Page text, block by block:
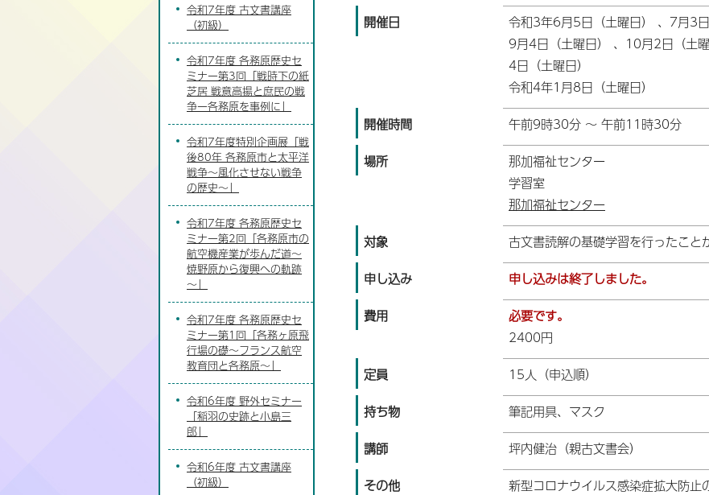
開催日
令和3年6月5日（土曜日） 、7月3
9月4日（土曜日） 、10月2日（土
4日（土曜日）
令和4年1月8日（土曜日）
開催時間
午前9時30分 ～ 午前11時30分
場所
那加福祉センター
学習室
那加福祉センター
対象
古文書読解の基礎学習を行ったこと
申し込み
申し込みは終了しました。
費用
必要です。
2400円
定員
15人（申込順）
持ち物
筆記用具、マスク
講師
坪内健治（親古文書会）
その他
新型コロナウイルス感染症拡大防止
令和7年度 古文書講座
（初級）
令和7年度 各務原歴史セ
ミナー第3回「戦時下の紙
芝居 戦意高揚と庶民の戦
争ー各務原を事例に」
令和7年度特別企画展「戦
後80年 各務原市と太平洋
戦争～風化させない戦争
の歴史～」
令和7年度 各務原歴史セ
ミナー第2回「各務原市の
航空機産業が歩んだ道～
焼野原から復興への軌跡
～」
令和7年度 各務原歴史セ
ミナー第1回「各務ヶ原飛
行場の礎～フランス航空
教育団と各務原～」
令和6年度 野外セミナー
「稲羽の史跡と小島三
郎」
令和6年度 古文書講座
（初級）